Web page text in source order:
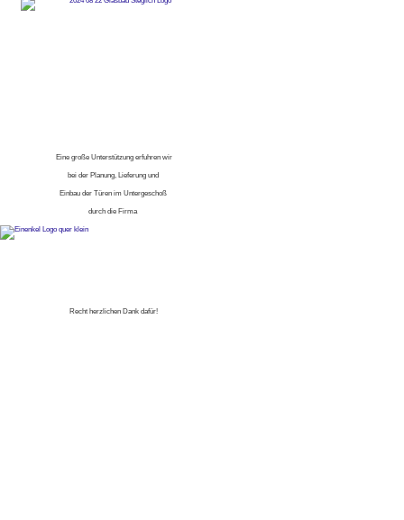
Eine große Unterstützung erfuhren wir
bei der Planung, Lieferung und
Einbau der Türen im Untergeschoß
durch die Firma
Recht herzlichen Dank dafür!